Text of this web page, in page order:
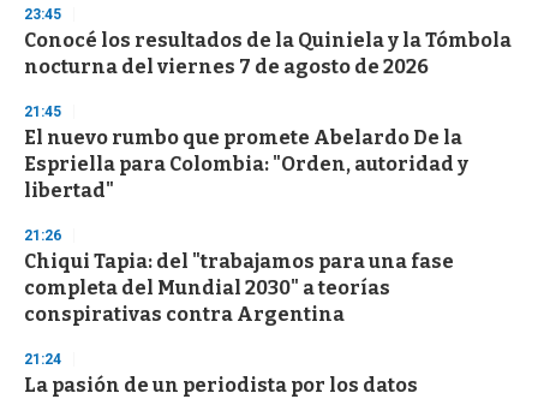
s
e
c
o
d
s
23:45
Conocé los resultados de la Quiniela y la Tómbola
nocturna del viernes 7 de agosto de 2026
21:45
El nuevo rumbo que promete Abelardo De la
Espriella para Colombia: "Orden, autoridad y
libertad"
21:26
Chiqui Tapia: del "trabajamos para una fase
completa del Mundial 2030" a teorías
conspirativas contra Argentina
21:24
La pasión de un periodista por los datos